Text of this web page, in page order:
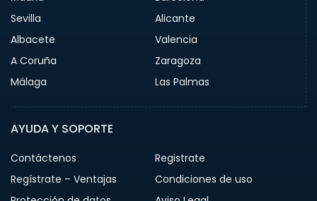
Sevilla
Alicante
Albacete
Valencia
A Coruña
Zaragoza
Málaga
Las Palmas
AYUDA Y SOPORTE
Contáctenos
Registrate
Regístrate – Ventajas
Condiciones de uso